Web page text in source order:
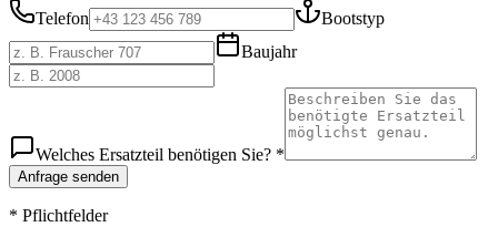
Telefon
Bootstyp
Baujahr
Welches Ersatzteil benötigen Sie? *
Anfrage senden
* Pflichtfelder